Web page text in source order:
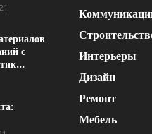
с
Интерьеры
Дизайн
Ремонт
Мебель